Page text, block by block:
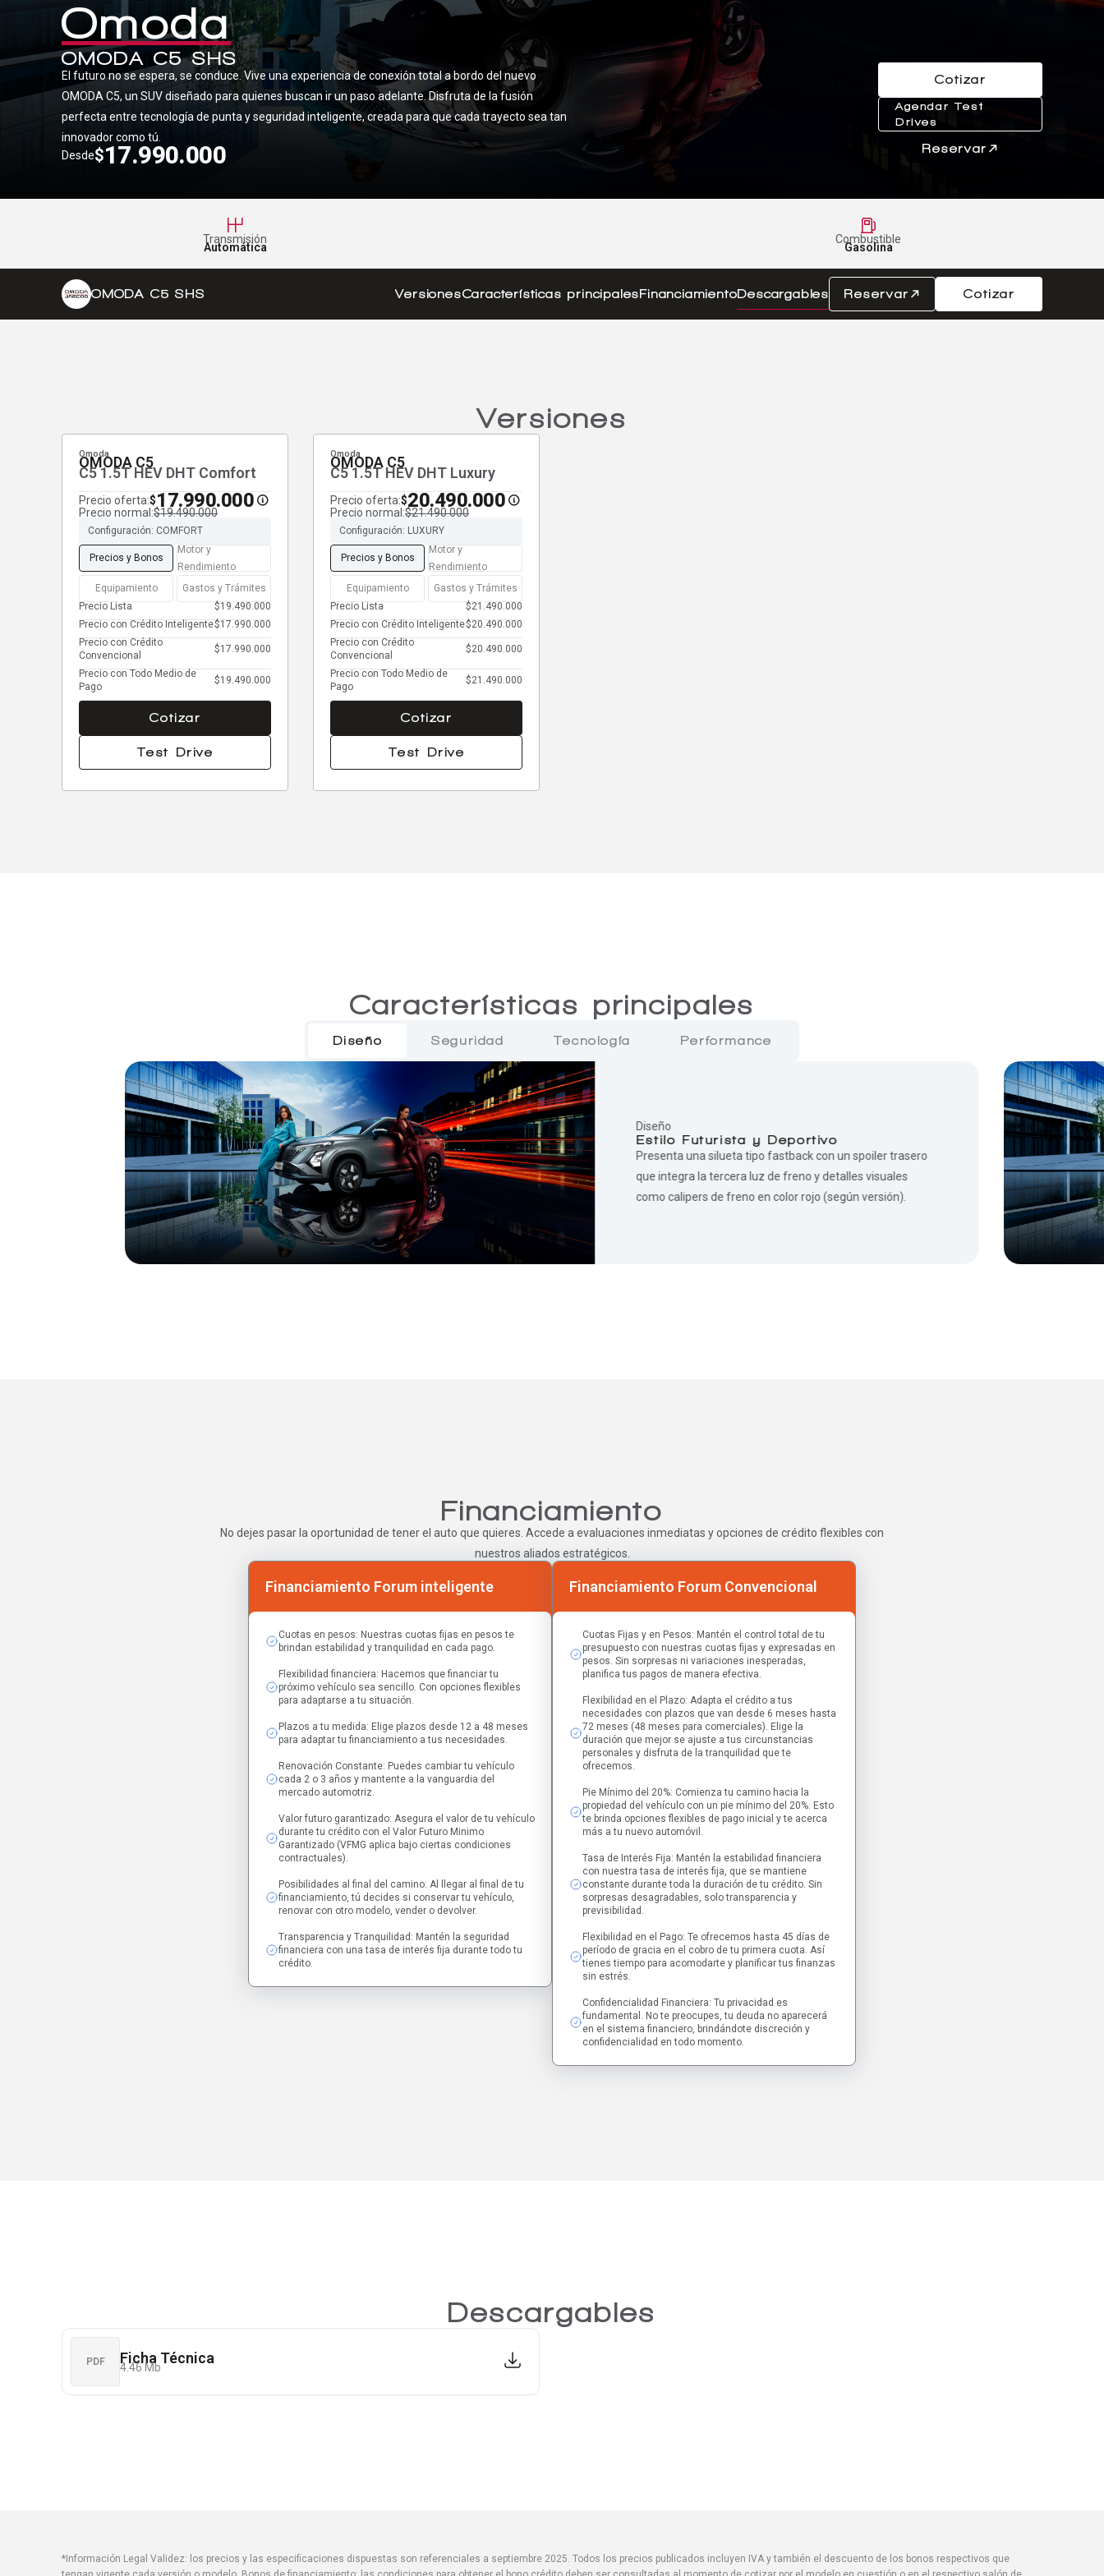
Omoda
OMODA C5 SHS
El futuro no se espera, se conduce. Vive una experiencia de conexión total a bordo del nuevo
OMODA C5, un SUV diseñado para quienes buscan ir un paso adelante. Disfruta de la fusión
perfecta entre tecnología de punta y seguridad inteligente, creada para que cada trayecto sea tan
innovador como tú.
Desde$17.990.000
Cotizar
Agendar Test
Drives
Reservar
Transmisión
Automática
Combustible
Gasolina
OMODA C5 SHS VersionesCaracterísticas principalesFinanciamientoDescargables Reservar Cotizar
Versiones
Omoda
OMODA C5
C5 1.5T HEV DHT Comfort
Precio oferta:$17.990.000
Precio normal:$19.490.000
Configuración: COMFORT
Precios y Bonos
Motor y
Rendimiento
Equipamiento
Gastos y Trámites
Precio Lista
$19.490.000
Precio con Crédito Inteligente$17.990.000
Precio con Crédito
Convencional
$17.990.000
Precio con Todo Medio de
Pago
$19.490.000
Cotizar
Test Drive
Omoda
OMODA C5
C5 1.5T HEV DHT Luxury
Precio oferta:$20.490.000
Precio normal:$21.490.000
Configuración: LUXURY
Precios y Bonos
Motor y
Rendimiento
Equipamiento
Gastos y Trámites
Precio Lista
$21.490.000
Precio con Crédito Inteligente$20.490.000
Precio con Crédito
Convencional
$20.490.000
Precio con Todo Medio de
Pago
$21.490.000
Cotizar
Test Drive
Características principales
Diseño Seguridad Tecnología Performance
Diseño
Estilo Futurista y Deportivo
Presenta una silueta tipo fastback con un spoiler trasero
que integra la tercera luz de freno y detalles visuales
como calipers de freno en color rojo (según versión).
Financiamiento
No dejes pasar la oportunidad de tener el auto que quieres. Accede a evaluaciones inmediatas y opciones de crédito flexibles con
nuestros aliados estratégicos.
Financiamiento Forum inteligente
Cuotas en pesos: Nuestras cuotas fijas en pesos te
brindan estabilidad y tranquilidad en cada pago.
Flexibilidad financiera: Hacemos que financiar tu
próximo vehículo sea sencillo. Con opciones flexibles
para adaptarse a tu situación.
Plazos a tu medida: Elige plazos desde 12 a 48 meses
para adaptar tu financiamiento a tus necesidades.
Renovación Constante: Puedes cambiar tu vehículo
cada 2 o 3 años y mantente a la vanguardia del
mercado automotriz.
Valor futuro garantizado: Asegura el valor de tu vehículo
durante tu crédito con el Valor Futuro Minimo
Garantizado (VFMG aplica bajo ciertas condiciones
contractuales).
Posibilidades al final del camino: Al llegar al final de tu
financiamiento, tú decides si conservar tu vehículo,
renovar con otro modelo, vender o devolver.
Transparencia y Tranquilidad: Mantén la seguridad
financiera con una tasa de interés fija durante todo tu
crédito.
Financiamiento Forum Convencional
Cuotas Fijas y en Pesos: Mantén el control total de tu
presupuesto con nuestras cuotas fijas y expresadas en
pesos. Sin sorpresas ni variaciones inesperadas,
planifica tus pagos de manera efectiva.
Flexibilidad en el Plazo: Adapta el crédito a tus
necesidades con plazos que van desde 6 meses hasta
72 meses (48 meses para comerciales). Elige la
duración que mejor se ajuste a tus circunstancias
personales y disfruta de la tranquilidad que te
ofrecemos.
Pie Mínimo del 20%: Comienza tu camino hacia la
propiedad del vehículo con un pie mínimo del 20%. Esto
te brinda opciones flexibles de pago inicial y te acerca
más a tu nuevo automóvil.
Tasa de Interés Fija: Mantén la estabilidad financiera
con nuestra tasa de interés fija, que se mantiene
constante durante toda la duración de tu crédito. Sin
sorpresas desagradables, solo transparencia y
previsibilidad.
Flexibilidad en el Pago: Te ofrecemos hasta 45 días de
período de gracia en el cobro de tu primera cuota. Así
tienes tiempo para acomodarte y planificar tus finanzas
sin estrés.
Confidencialidad Financiera: Tu privacidad es
fundamental. No te preocupes, tu deuda no aparecerá
en el sistema financiero, brindándote discreción y
confidencialidad en todo momento.
Descargables
PDF Ficha Técnica
4.46 Mb
*Información Legal Validez: los precios y las especificaciones dispuestas son referenciales a septiembre 2025. Todos los precios publicados incluyen IVA y también el descuento de los bonos respectivos que